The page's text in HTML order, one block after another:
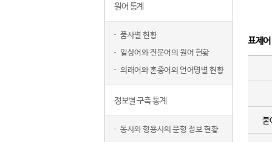
원어 통계
품사별 현황
일상어와 전문어의 원어 현황
외래어와 혼종어의 언어명별 현황
정보별 구축 통계
동사와 형용사의 문형 정보 현황
표제
붙